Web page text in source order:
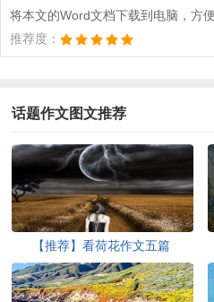
将本文的Word文档下载到电脑，方
推荐度：
话题作文图文推荐
【推荐】看荷花作文五篇